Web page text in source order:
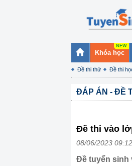
Khóa học
Đề thi thử Đề thi
ĐÁP ÁN - ĐỀ
Đề thi vào
08/06/2023
Đề tuyển sinh